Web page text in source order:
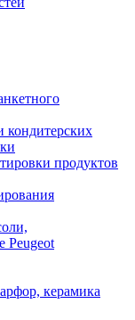
кондитерских
продуктов
Peugeot
керамика